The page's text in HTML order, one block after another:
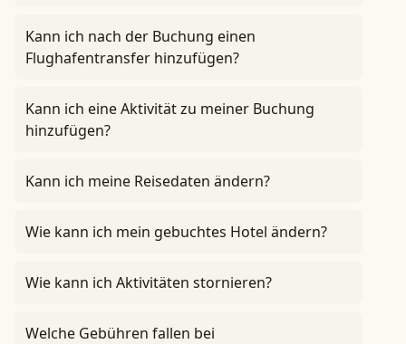
Kann ich nach der Buchung einen
Flughafentransfer hinzufügen?
Kann ich eine Aktivität zu meiner Buchung
hinzufügen?
Kann ich meine Reisedaten ändern?
Wie kann ich mein gebuchtes Hotel ändern?
Wie kann ich Aktivitäten stornieren?
Welche Gebühren fallen bei